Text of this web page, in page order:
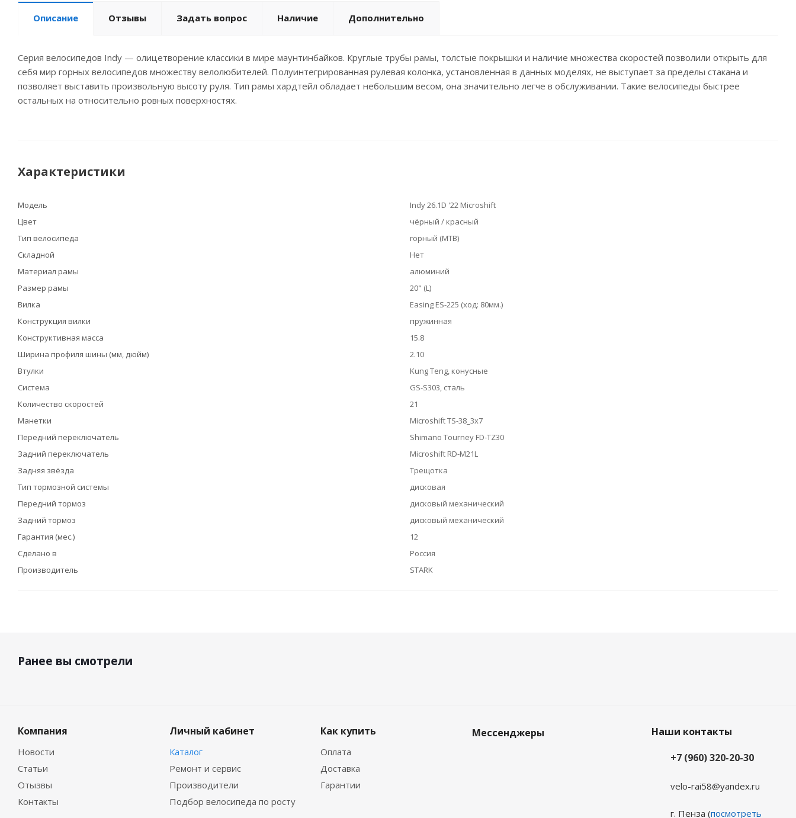
Описание Отзывы Задать вопрос Наличие Дополнительно
Серия велосипедов Indy — олицетворение классики в мире маунтинбайков. Круглые трубы рамы, толстые покрышки и наличие множества скоростей позволили открыть для
себя мир горных велосипедов множеству велолюбителей. Полуинтегрированная рулевая колонка, установленная в данных моделях, не выступает за пределы стакана и
позволяет выставить произвольную высоту руля. Тип рамы хардтейл обладает небольшим весом, она значительно легче в обслуживании. Такие велосипеды быстрее
остальных на относительно ровных поверхностях.
Характеристики
Модель
Indy 26.1D '22 Microshift
Цвет
чёрный / красный
Тип велосипеда
горный (MTB)
Складной
Нет
Материал рамы
алюминий
Размер рамы
20" (L)
Вилка
Easing ES-225 (ход: 80мм.)
Конструкция вилки
пружинная
Конструктивная масса
15.8
Ширина профиля шины (мм, дюйм)
2.10
Втулки
Kung Teng, конусные
Система
GS-S303, сталь
Количество скоростей
21
Манетки
Microshift TS-38_3x7
Передний переключатель
Shimano Tourney FD-TZ30
Задний переключатель
Microshift RD-M21L
Задняя звёзда
Трещотка
Тип тормозной системы
дисковая
Передний тормоз
дисковый механический
Задний тормоз
дисковый механический
Гарантия (мес.)
12
Сделано в
Россия
Производитель
STARK
Ранее вы смотрели
Компания
Новости
Статьи
Отызвы
Контакты
Личный кабинет
Каталог
Ремонт и сервис
Производители
Подбор велосипеда по росту
Как купить
Оплата
Доставка
Гарантии
Мессенджеры
Наши контакты
+7 (960) 320-20-30
velo-rai58@yandex.ru
г. Пенза (посмотреть